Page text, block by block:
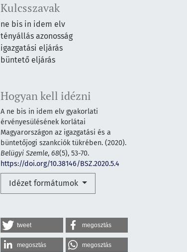
Kulcsszavak
ne bis in idem elv
tényállás azonosság
igazgatási eljárás
büntető eljárás
Hogyan kell idézni
A ne bis in idem elv gyakorlati
érvényesülésének korlátai
Magyarországon az igazgatási és a
büntetőjogi szankciók tükrében. (2020).
Belügyi Szemle, 68(5), 53-70.
https://doi.org/10.38146/BSZ.2020.5.4
Idézet formátumok
tweet megosztás
megosztás megosztás